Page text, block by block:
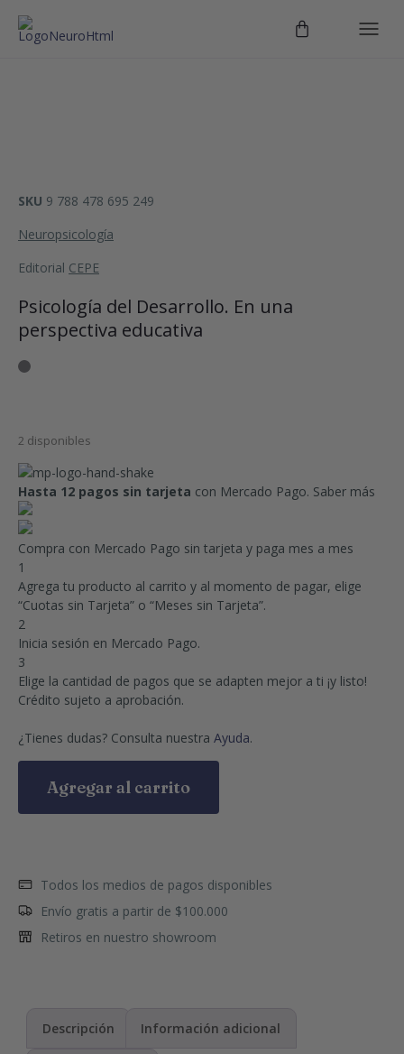
SKU 9 788 478 695 249
Neuropsicología
Editorial CEPE
Psicología del Desarrollo. En una
perspectiva educativa
2 disponibles
Hasta 12 pagos sin tarjeta con Mercado Pago. Saber más
Compra con Mercado Pago sin tarjeta y paga mes a mes
1
Agrega tu producto al carrito y al momento de pagar, elige
“Cuotas sin Tarjeta” o “Meses sin Tarjeta”.
2
Inicia sesión en Mercado Pago.
3
Elige la cantidad de pagos que se adapten mejor a ti ¡y listo!
Crédito sujeto a aprobación.
¿Tienes dudas? Consulta nuestra Ayuda.
Agregar al carrito
Todos los medios de pagos disponibles
Envío gratis a partir de $100.000
Retiros en nuestro showroom
Descripción Información adicional